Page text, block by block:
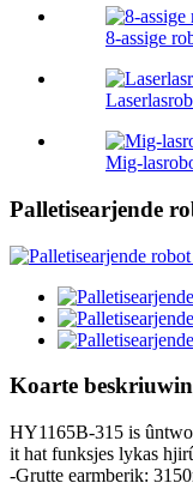
8-assige
Mig-
Palletisearjende
Koarte
HY1165B-315 is
it hat funksjes lykas
-Grutte earmberik: